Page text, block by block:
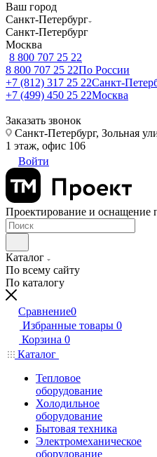
Ваш город
Санкт-Петербург
Санкт-Петербург
Москва
8 800 707 25 22
8 800 707 25 22По России
+7 (812) 317 25 22Санкт-
+7 (499) 450 25 22Москва
Заказать звонок
Санкт-Петербург, Зольная
1 этаж, офис 106
Войти
Проектирование и оснащение
Каталог
По всему сайту
По каталогу
Сравнение0
Избранные товары 0
Корзина 0
Каталог
Тепловое
оборудование
Холодильное
оборудование
Бытовая техника
Электромеханическое
оборудование